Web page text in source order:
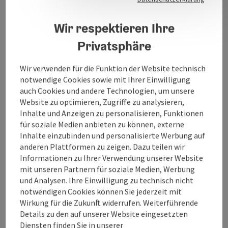
Angebote für Kinder, Jugendliche, Familien und
Pfarrgemeinde.
Kontakt
Öffnungszeiten
Anreise/Lage
Eignung
Barrierefreiheit
Wir respektieren Ihre
Privatsphäre
Wir verwenden für die Funktion der Website technisch
notwendige Cookies sowie mit Ihrer Einwilligung
auch Cookies und andere Technologien, um unsere
Website zu optimieren, Zugriffe zu analysieren,
Inhalte und Anzeigen zu personalisieren, Funktionen
für soziale Medien anbieten zu können, externe
Inhalte einzubinden und personalisierte Werbung auf
anderen Plattformen zu zeigen. Dazu teilen wir
Informationen zu Ihrer Verwendung unserer Website
mit unseren Partnern für soziale Medien, Werbung
und Analysen. Ihre Einwilligung zu technisch nicht
notwendigen Cookies können Sie jederzeit mit
Wirkung für die Zukunft widerrufen. Weiterführende
Details zu den auf unserer Website eingesetzten
Diensten finden Sie in unserer